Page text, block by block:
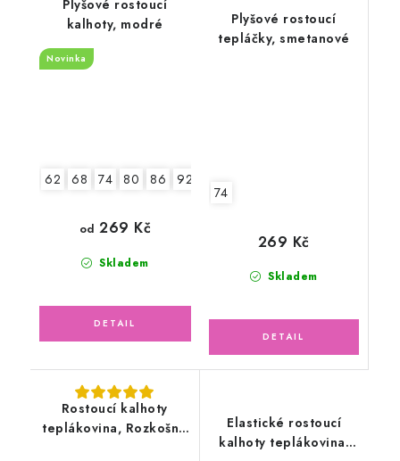
Plyšové rostoucí
kalhoty, modré
Novinka
62 68 74 80 86 92
Skladem
od 269 Kč
Plyšové rostoucí
tepláčky, smetanové
74
Skladem
269 Kč
Rostoucí kalhoty
teplákovina, Rozkošné
Elastické rostoucí
kalhoty teplákovina,